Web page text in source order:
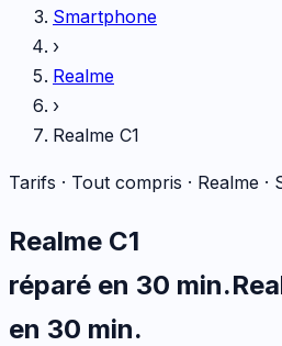
Smartphone
›
Realme
›
Realme C1
Tarifs · Tout compris · Realme ·
Realme C1
réparé en 30 min.
en 30 min.